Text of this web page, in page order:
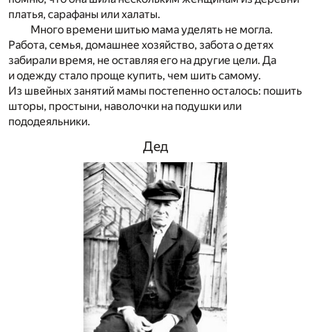
платья, сарафаны или халаты.
Много времени шитью мама уделять не могла.
Работа, семья, домашнее хозяйство, забота о детях
забирали время, не оставляя его на другие цели. Да
и одежду стало проще купить, чем шить самому.
Из швейных занятий мамы постепенно осталось: пошить
шторы, простыни, наволочки на подушки или
пододеяльники.
Дед